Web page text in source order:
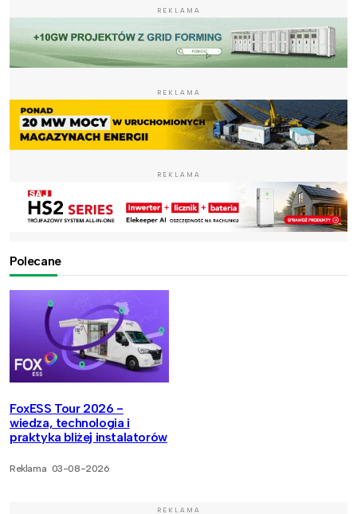
REKLAMA
REKLAMA
REKLAMA
Polecane
FoxESS Tour 2026 -
wiedza, technologia i
praktyka bliżej instalatorów
Reklama 03-08-2026
REKLAMA